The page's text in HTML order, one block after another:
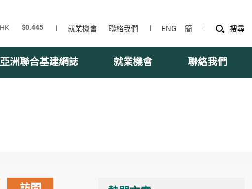
就業機會 聯絡我們 ENG 簡 搜尋
亞洲聯合基建網誌 就業機會 聯絡我們